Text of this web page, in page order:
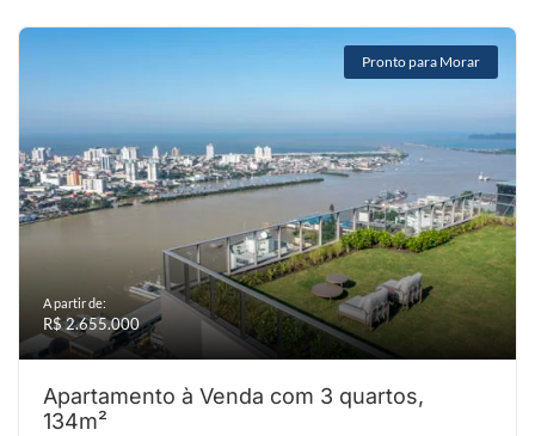
Pronto para Morar
A partir de:
R$ 2.655.000
Apartamento à Venda com 3 quartos,
134m²